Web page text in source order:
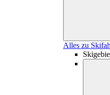
Alles zu